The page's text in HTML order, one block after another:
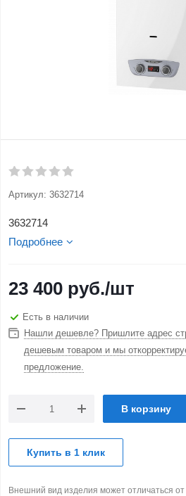
Артикул: 3632714
3632714
Подробнее
23 400 руб./шт
Есть в наличии
Нашли дешевле? Пришлите адрес
дешевым товаром и мы
предложение.
В корзину
Купить в 1 клик
Внешний вид изделия может отличаться